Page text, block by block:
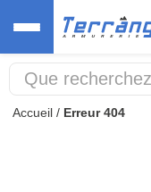
Accueil / Erreur 404